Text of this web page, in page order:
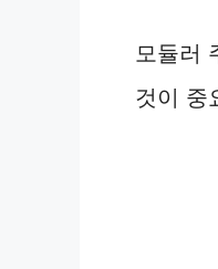
모듈러
것이 중